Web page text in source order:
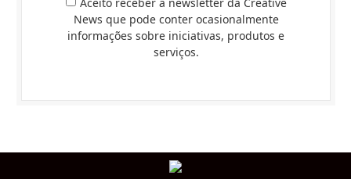
Aceito receber a newsletter da Creative
News que pode conter ocasionalmente
informações sobre iniciativas, produtos e
serviços.